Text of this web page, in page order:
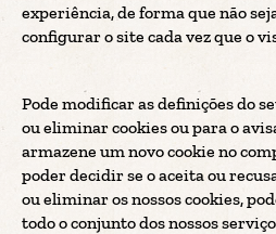
experiência, de forma que não
configurar o site cada vez que o
Pode modificar as definições do
ou eliminar cookies ou para o
armazene um novo cookie no
poder decidir se o aceita ou
ou eliminar os nossos cookies,
todo o conjunto dos nossos